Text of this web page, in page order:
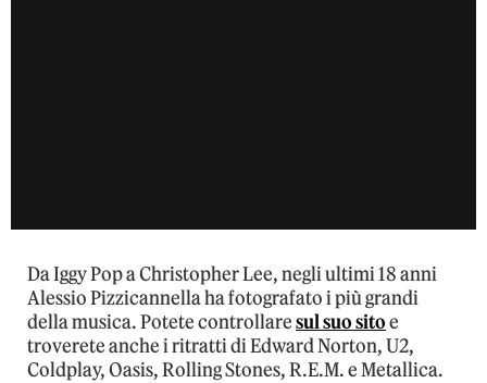
Da Iggy Pop a Christopher Lee, negli ultimi 18 anni
Alessio Pizzicannella ha fotografato i più grandi
della musica. Potete controllaresul suo sitoe
troverete anche i ritratti di Edward Norton, U2,
Coldplay, Oasis, Rolling Stones, R.E.M. e Metallica.